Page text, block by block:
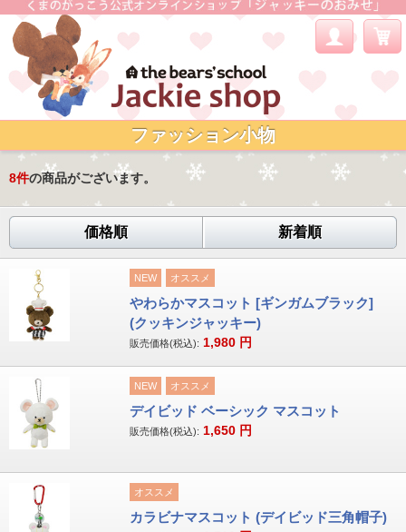
ファッション小物
8件の商品がございます。
価格順 新着順
NEW オススメ
やわらかマスコット [ギンガムブラック]
(クッキンジャッキー)
販売価格(税込): 1,980 円
NEW オススメ
デイビッド ベーシック マスコット
販売価格(税込): 1,650 円
オススメ
カラビナマスコット (デイビッド三角帽子)